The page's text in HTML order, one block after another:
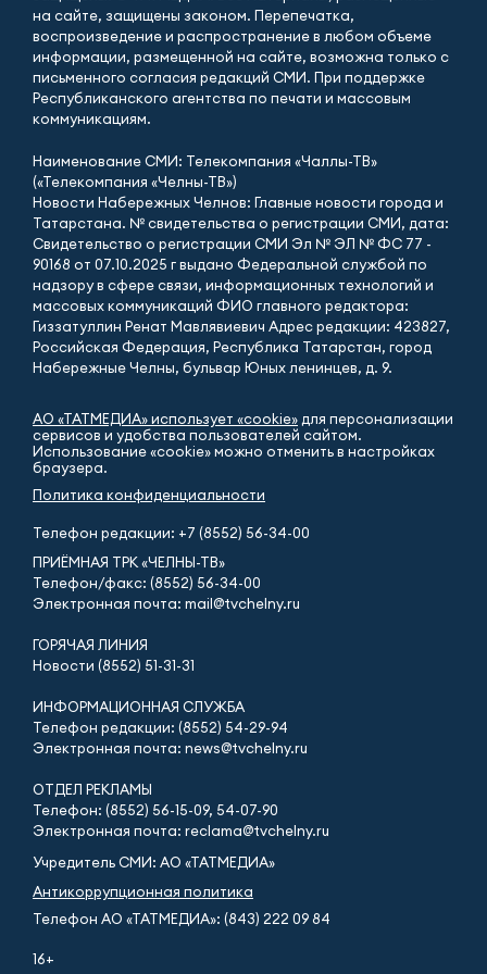
на сайте, защищены законом. Перепечатка,
воспроизведение и распространение в любом объеме
информации, размещенной на сайте, возможна только с
письменного согласия редакций СМИ. При поддержке
Республиканского агентства по печати и массовым
коммуникациям.
Наименование СМИ: Телекомпания «Чаллы-ТВ»
(«Телекомпания «Челны-ТВ»)
Новости Набережных Челнов: Главные новости города и
Татарстана. № свидетельства о регистрации СМИ, дата:
Свидетельство о регистрации СМИ Эл № ЭЛ № ФС 77 -
90168 от 07.10.2025 г выдано Федеральной службой по
надзору в сфере связи, информационных технологий и
массовых коммуникаций ФИО главного редактора:
Гиззатуллин Ренат Мавлявиевич Адрес редакции: 423827,
Российская Федерация, Республика Татарстан, город
Набережные Челны, бульвар Юных ленинцев, д. 9.
АО «ТАТМЕДИА» использует «cookie»для персонализации
сервисов и удобства пользователей сайтом.
Использование «cookie» можно отменить в настройках
браузера.
Политика конфиденциальности
Телефон редакции: +7 (8552) 56-34-00
ПРИЁМНАЯ ТРК «ЧЕЛНЫ-ТВ»
Телефон/факс: (8552) 56-34-00
Электронная почта: mail@tvchelny.ru
ГОРЯЧАЯ ЛИНИЯ
Новости (8552) 51-31-31
ИНФОРМАЦИОННАЯ СЛУЖБА
Телефон редакции: (8552) 54-29-94
Электронная почта: news@tvchelny.ru
ОТДЕЛ РЕКЛАМЫ
Телефон: (8552) 56-15-09, 54-07-90
Электронная почта: reclama@tvchelny.ru
Учредитель СМИ: АО «ТАТМЕДИА»
Антикоррупционная политика
Телефон АО «ТАТМЕДИА»: (843) 222 09 84
16+